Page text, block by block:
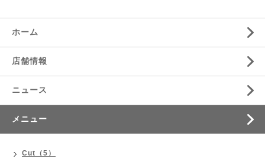
ホーム
店舗情報
ニュース
メニュー
Cut（5）